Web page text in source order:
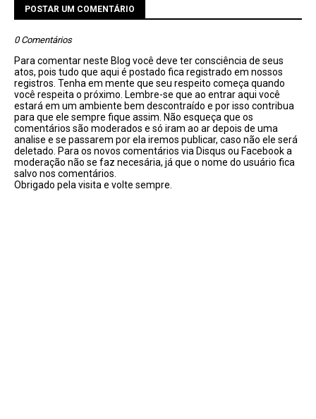
POSTAR UM COMENTÁRIO
0 Comentários
Para comentar neste Blog você deve ter consciência de seus
atos, pois tudo que aqui é postado fica registrado em nossos
registros. Tenha em mente que seu respeito começa quando
você respeita o próximo. Lembre-se que ao entrar aqui você
estará em um ambiente bem descontraído e por isso contribua
para que ele sempre fique assim. Não esqueça que os
comentários são moderados e só iram ao ar depois de uma
analise e se passarem por ela iremos publicar, caso não ele será
deletado. Para os novos comentários via Disqus ou Facebook a
moderação não se faz necesária, já que o nome do usuário fica
salvo nos comentários.
Obrigado pela visita e volte sempre.